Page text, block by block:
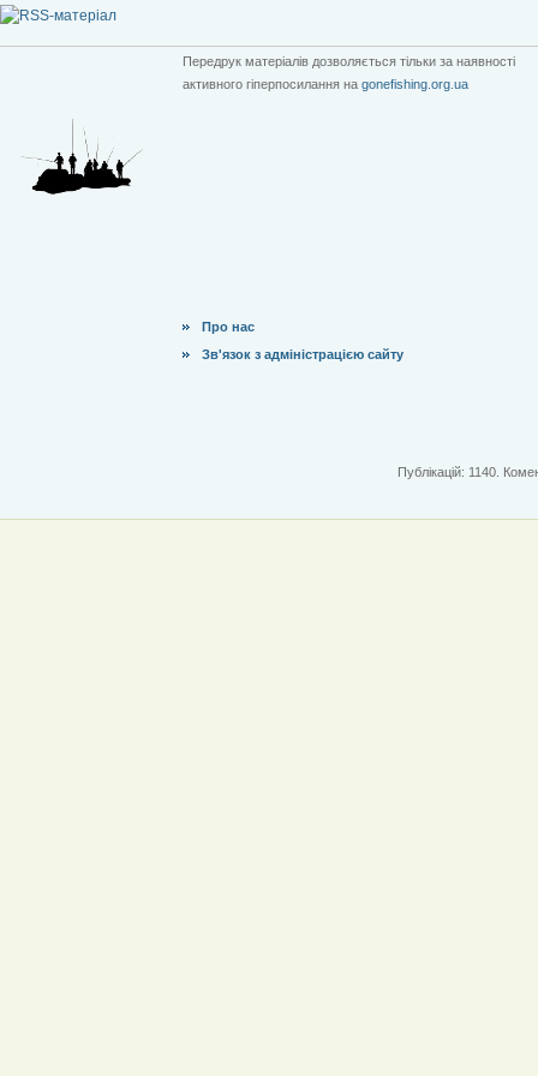
Передрук матеріалів дозволяється тільки за наявності
активного гіперпосилання на gonefishing.org.ua
Про нас
Зв'язок з адміністрацією сайту
Публікацій: 1140.